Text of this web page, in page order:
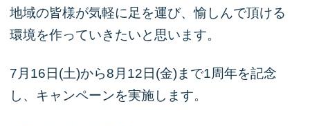
地域の皆様が気軽に足を運び、愉しんで頂ける
環境を作っていきたいと思います。
7月16日(土)から8月12日(金)まで1周年を記念
し、キャンペーンを実施します。